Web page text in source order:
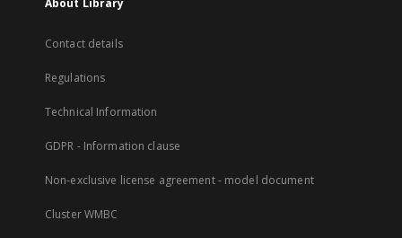
About Library
Contact details
Regulations
Technical Information
GDPR - Information clause
Non-exclusive license agreement - model document
Cluster WMBC